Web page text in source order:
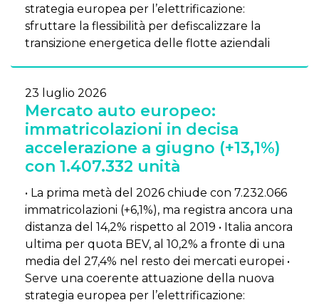
strategia europea per l’elettrificazione:
sfruttare la flessibilità per defiscalizzare la
transizione energetica delle flotte aziendali
23 luglio 2026
Mercato auto europeo:
immatricolazioni in decisa
accelerazione a giugno (+13,1%)
con 1.407.332 unità
• La prima metà del 2026 chiude con 7.232.066
immatricolazioni (+6,1%), ma registra ancora una
distanza del 14,2% rispetto al 2019 • Italia ancora
ultima per quota BEV, al 10,2% a fronte di una
media del 27,4% nel resto dei mercati europei •
Serve una coerente attuazione della nuova
strategia europea per l’elettrificazione: